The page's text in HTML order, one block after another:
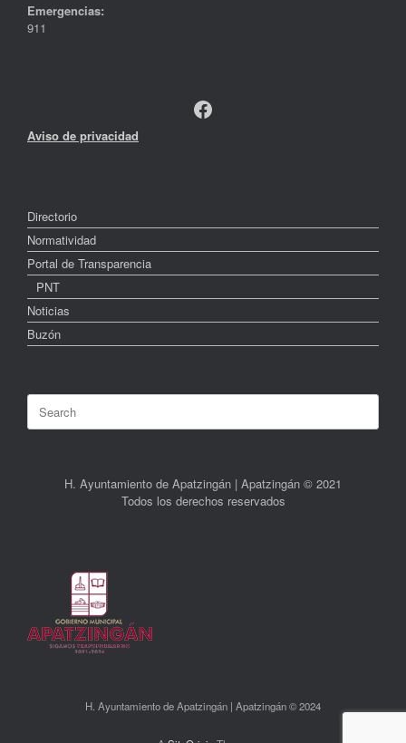
Emergencias:
911
Facebook
Aviso de privacidad
Directorio
Normatividad
Portal de Transparencia
PNT
Noticias
Buzón
Search
for:
H. Ayuntamiento de Apatzingán | Apatzingán © 2021
Todos los derechos reservados
H. Ayuntamiento de Apatzingán | Apatzingán © 2024